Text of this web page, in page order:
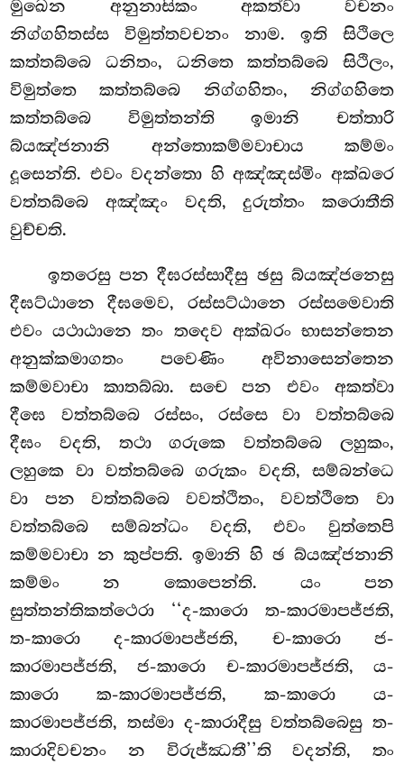
මුඛෙන අනුනාසිකං අකත්වා වචනං
නිග්ගහිතස්ස විමුත්තවචනං නාම. ඉති සිථිලෙ
කත්තබ්බෙ ධනිතං, ධනිතෙ කත්තබ්බෙ සිථිලං,
විමුත්තෙ කත්තබ්බෙ නිග්ගහිතං, නිග්ගහිතෙ
කත්තබ්බෙ විමුත්තන්ති ඉමානි චත්තාරි
බ්යඤ්ජනානි අන්තොකම්මවාචාය කම්මං
දූසෙන්ති. එවං වදන්තො හි අඤ්ඤස්මිං අක්ඛරෙ
වත්තබ්බෙ අඤ්ඤං වදති, දුරුත්තං කරොතීති
වුච්චති.
ඉතරෙසු පන දීඝරස්සාදීසු ඡසු බ්යඤ්ජනෙසු
දීඝට්ඨානෙ දීඝමෙව, රස්සට්ඨානෙ රස්සමෙවාති
එවං යථාඨානෙ තං තදෙව අක්ඛරං භාසන්තෙන
අනුක්කමාගතං පවෙණිං අවිනාසෙන්තෙන
කම්මවාචා කාතබ්බා. සචෙ පන එවං අකත්වා
දීඝෙ වත්තබ්බෙ රස්සං, රස්සෙ වා වත්තබ්බෙ
දීඝං වදති, තථා ගරුකෙ වත්තබ්බෙ ලහුකං,
ලහුකෙ වා වත්තබ්බෙ ගරුකං වදති, සම්බන්ධෙ
වා පන වත්තබ්බෙ වවත්ථිතං, වවත්ථිතෙ වා
වත්තබ්බෙ සම්බන්ධං වදති, එවං වුත්තෙපි
කම්මවාචා න කුප්පති. ඉමානි හි ඡ බ්යඤ්ජනානි
කම්මං න කොපෙන්ති. යං පන
සුත්තන්තිකත්ථෙරා ‘‘ද-කාරො ත-කාරමාපජ්ජති,
ත-කාරො ද-කාරමාපජ්ජති, ච-කාරො ජ-
කාරමාපජ්ජති, ජ-කාරො ච-කාරමාපජ්ජති, ය-
කාරො ක-කාරමාපජ්ජති, ක-කාරො ය-
කාරමාපජ්ජති, තස්මා ද-කාරාදීසු වත්තබ්බෙසු ත-
කාරාදිවචනං න විරුජ්ඣතී’’ති වදන්ති, තං